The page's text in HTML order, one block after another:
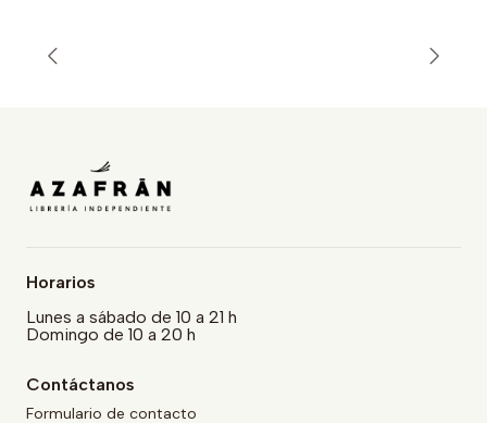
Horarios
Lunes a sábado de 10 a 21 h
Domingo de 10 a 20 h
Contáctanos
Formulario de contacto